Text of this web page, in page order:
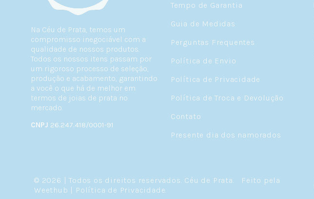
Na Céu de Prata, temos um
compromisso inegociável com a
qualidade de nossos produtos.
Todos os nossos itens passam por
um rigoroso processo de seleção,
produção e acabamento, garantindo
a você o que há de melhor em
termos de joias de prata no
mercado.
CNPJ 26.247.418/0001-91
Tempo de Garantia
Guia de Medidas
Perguntas Frequentes
Política de Envio
Política de Privacidade
Política de Troca e Devolução
Contato
Presente dia dos namorados
© 2026 | Todos os direitos reservados. Céu de Prata.
Feito pela
Weethub | Política de Privacidade.